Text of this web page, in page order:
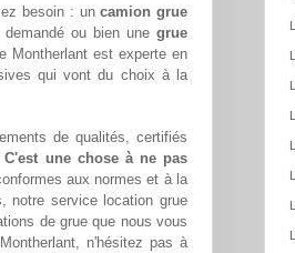
besoin : uncamion grue
ou bien une grue
Montherlant est experte en
qui vont du choix à la
de qualités, certifiés
C'est une chose à ne pas
aux normes et à la
notre service location grue
de grue que nous vous
n'hésitez pas à